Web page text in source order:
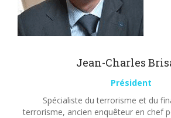
Jean-Charles
Président
Spécialiste du terrorisme et du
terrorisme, ancien enquêteur en chef